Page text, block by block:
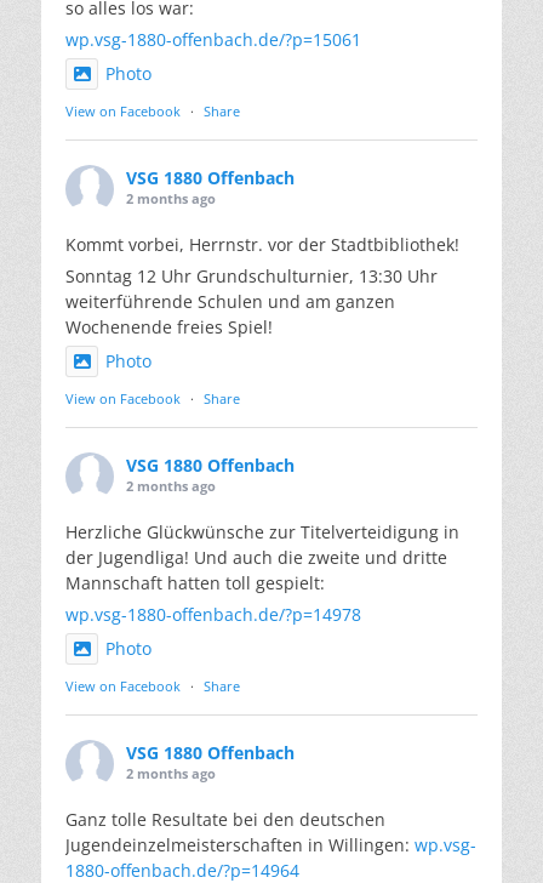
so alles los war:
wp.vsg-1880-offenbach.de/?p=15061
Photo
View on Facebook · Share
VSG 1880 Offenbach
2 months ago
Kommt vorbei, Herrnstr. vor der Stadtbibliothek!
Sonntag 12 Uhr Grundschulturnier, 13:30 Uhr
weiterführende Schulen und am ganzen
Wochenende freies Spiel!
Photo
View on Facebook · Share
VSG 1880 Offenbach
2 months ago
Herzliche Glückwünsche zur Titelverteidigung in
der Jugendliga! Und auch die zweite und dritte
Mannschaft hatten toll gespielt:
wp.vsg-1880-offenbach.de/?p=14978
Photo
View on Facebook · Share
VSG 1880 Offenbach
2 months ago
Ganz tolle Resultate bei den deutschen
Jugendeinzelmeisterschaften in Willingen: wp.vsg-
1880-offenbach.de/?p=14964